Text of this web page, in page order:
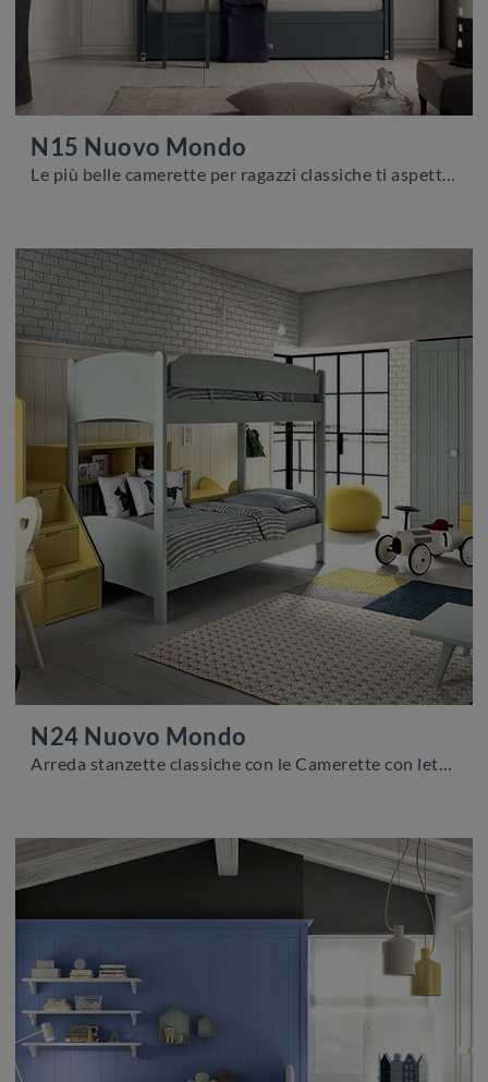
N15 Nuovo Mondo
Le più belle camerette per ragazzi classiche ti aspettano! Scopri il modello N15 Nuovo Mondo di Scandola.
N24 Nuovo Mondo
Arreda stanzette classiche con le Camerette con letti a castello Scandola! Il modello N24 Nuovo Mondo in legno è per bambine.